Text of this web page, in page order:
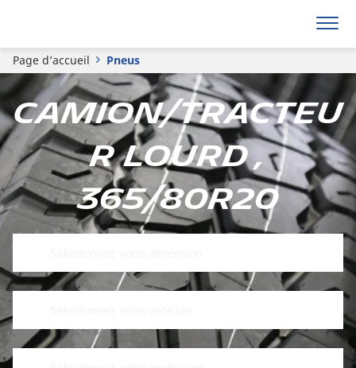
Page d’accueil Pneus
Camion/tracteu
r lourd ,
365/80R20